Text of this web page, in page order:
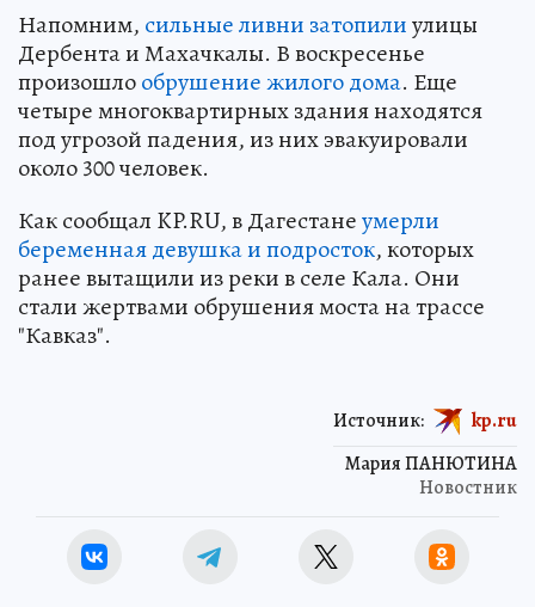
Напомним, сильные ливни затопилиулицы
Дербента и Махачкалы. В воскресенье
произошлообрушение жилого дома. Еще
четыре многоквартирных здания находятся
под угрозой падения, из них эвакуировали
около 300 человек.
Как сообщал KP.RU, в Дагестанеумерли
беременная девушка и подросток, которых
ранее вытащили из реки в селе Кала. Они
стали жертвами обрушения моста на трассе
"Кавказ".
Мария ПАНЮТИНА
Новостник
Источник: kp.ru